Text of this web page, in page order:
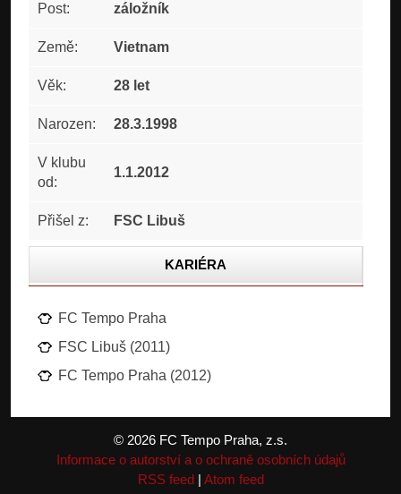
Post: záložník
Země: Vietnam
Věk: 28 let
Narozen: 28.3.1998
V klubu
od:
1.1.2012
Přišel z: FSC Libuš
KARIÉRA
FOTOGALERIE
FC Tempo Praha
FSC Libuš (2011)
FC Tempo Praha (2012)
© 2026 FC Tempo Praha, z.s.
Informace o autorství a o ochraně osobních údajů
RSS feed| Atom feed